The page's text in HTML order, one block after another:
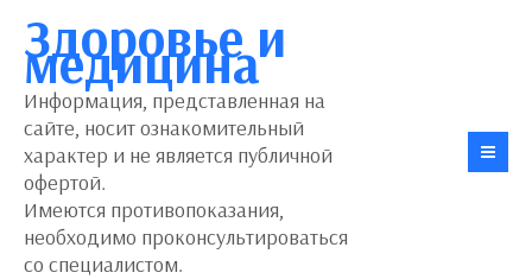
Здоровье и
медицина
Информация, представленная на
сайте, носит ознакомительный
характер и не является публичной
офертой.
Имеются противопоказания,
необходимо проконсультироваться
со специалистом.